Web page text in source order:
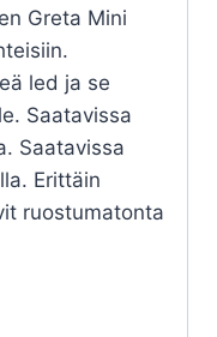
Greta Mini
led ja se
Saatavissa
Saatavissa
Erittäin
ruostumatonta